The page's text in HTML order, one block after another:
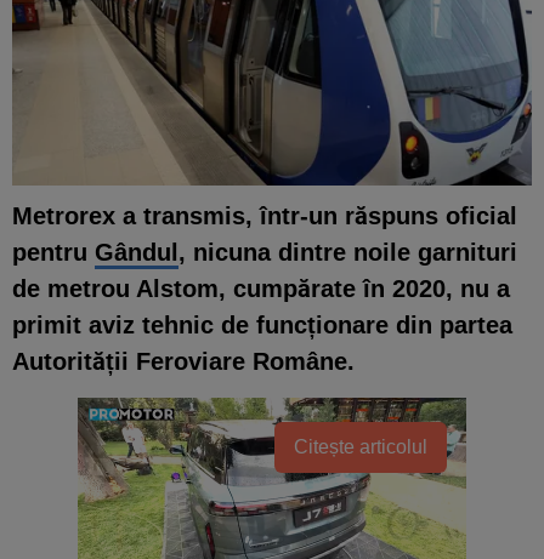
Metrorex a transmis, într-un răspuns oficial
pentru Gândul, nicuna dintre noile garnituri
de metrou Alstom, cumpărate în 2020, nu a
primit aviz tehnic de funcționare din partea
Autorității Feroviare Române.
Citește articolul